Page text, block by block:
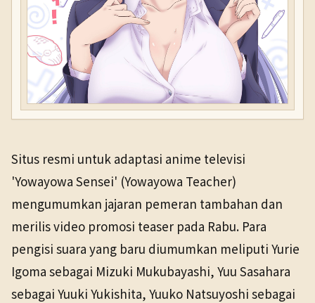
Situs resmi untuk adaptasi anime televisi
'Yowayowa Sensei' (Yowayowa Teacher)
mengumumkan jajaran pemeran tambahan dan
merilis video promosi teaser pada Rabu. Para
pengisi suara yang baru diumumkan meliputi Yurie
Igoma sebagai Mizuki Mukubayashi, Yuu Sasahara
sebagai Yuuki Yukishita, Yuuko Natsuyoshi sebagai